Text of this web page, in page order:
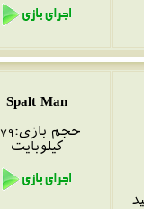
Spalt Man
حجم بازی:179
کیلوبایت